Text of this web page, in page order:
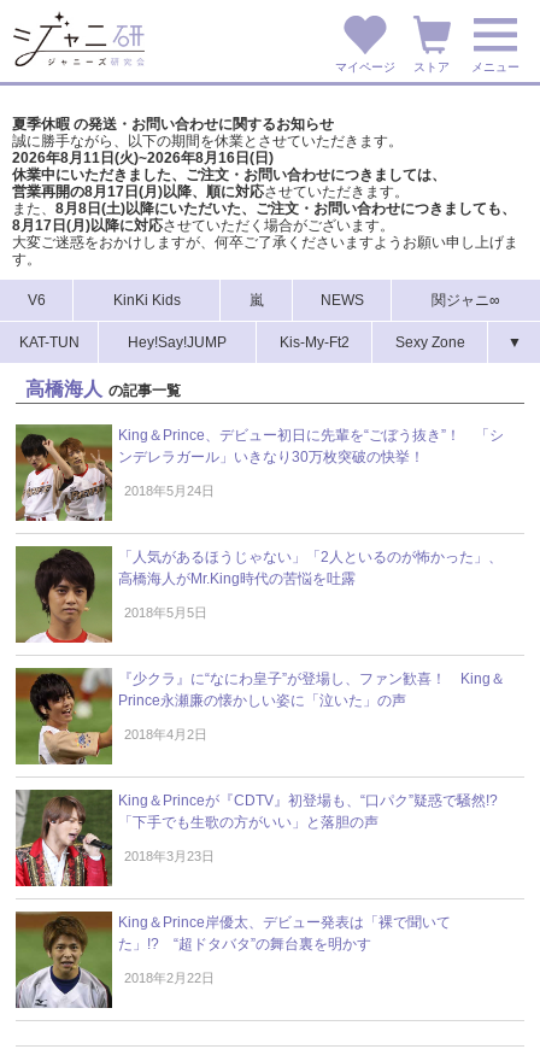
マイページ ストア メニュー
夏季休暇 の発送・お問い合わせに関するお知らせ
誠に勝手ながら、以下の期間を休業とさせていただきます。
2026年8月11日(火)~2026年8月16日(日)
休業中にいただきました、ご注文・お問い合わせにつきましては、
営業再開の8月17日(月)以降、順に対応させていただきます。
また、 8月8日(土)以降にいただいた、ご注文・ お問い合わせにつきましても、
8月17日(月)以降に対応させていただく場合がございます。
大変ご迷惑をおかけしますが、 何卒ご了承くださいますようお願い申し上げま
す。
V6 KinKi Kids 嵐 NEWS 関ジャニ∞
KAT-TUN Hey!Say!JUMP Kis-My-Ft2 Sexy Zone ▼
高橋海人 の記事一覧
King＆Prince、デビュー初日に先輩を“ごぼう抜き”！ 「シ
ンデレラガール」いきなり30万枚突破の快挙！
2018年5月24日
「人気があるほうじゃない」「2人といるのが怖かった」、
高橋海人がMr.King時代の苦悩を吐露
2018年5月5日
『少クラ』に“なにわ皇子”が登場し、ファン歓喜！ King＆
Prince永瀬廉の懐かしい姿に「泣いた」の声
2018年4月2日
King＆Princeが『CDTV』初登場も、“口パク”疑惑で騒然!?
「下手でも生歌の方がいい」と落胆の声
2018年3月23日
King＆Prince岸優太、デビュー発表は「裸で聞いて
た」!? “超ドタバタ”の舞台裏を明かす
2018年2月22日